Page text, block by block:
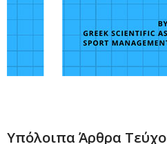
Υπόλοιπα Άρθρα